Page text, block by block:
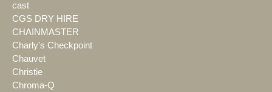
cast
CGS DRY HIRE
CHAINMASTER
Charly's Checkpoint
Chauvet
Christie
Chroma-Q